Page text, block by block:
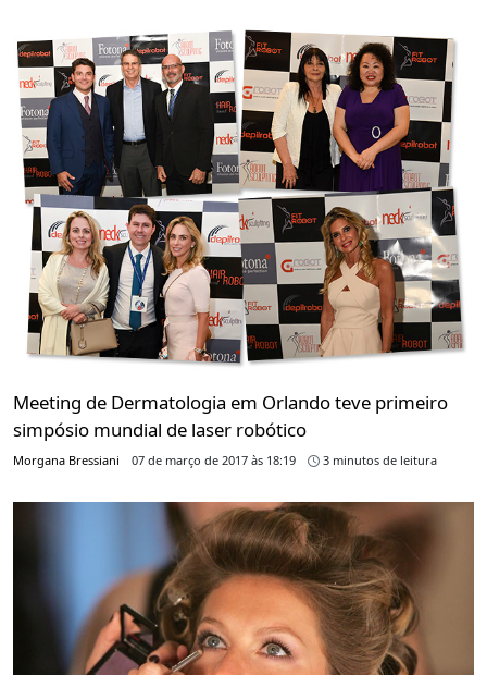
Meeting de Dermatologia em Orlando teve primeiro
simpósio mundial de laser robótico
Morgana Bressiani 07 de março de 2017 às 18:19 3 minutos de leitura